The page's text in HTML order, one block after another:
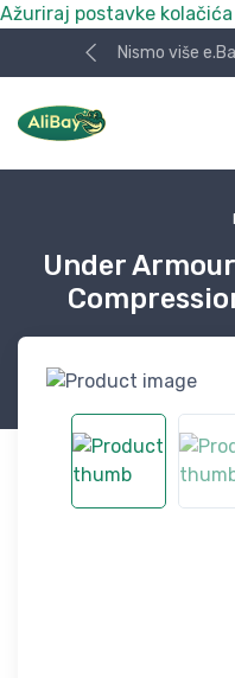
Ažuriraj postavke kolačića
Nismo više
Under